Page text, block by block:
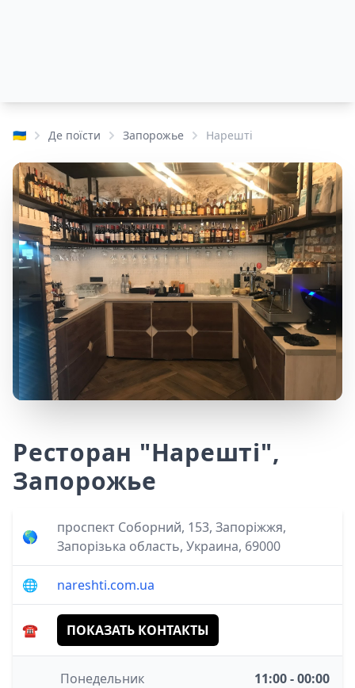
🇺🇦 Де поїсти Запорожье Нарешті
Ресторан "Нарешті",
Запорожье
🌎
проспект Соборний, 153, Запоріжжя,
Запорізька область, Украина, 69000
🌐 nareshti.com.ua
☎️ ПОКАЗАТЬ КОНТАКТЫ
Понедельник
11:00 - 00:00